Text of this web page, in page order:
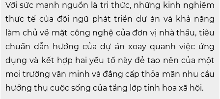
Với sức mạnh nguồn là tri thức, những kinh nghiệm
thực tế của đội ngũ phát triển dự án và khả năng
làm chủ về mặt công nghệ của đơn vị nhà thầu, tiêu
chuẩn dẫn hướng của dự án xoay quanh việc ứng
dụng và kết hợp hai yếu tố này đẻ tạo nên của một
moi trường văn minh và đẳng cấp thỏa mãn nhu cầu
hưởng thụ cuộc sống của tầng lớp tinh hoa xã hội.